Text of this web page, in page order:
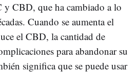
CBD, que ha cambiado a lo
Cuando se aumenta el
el CBD, la cantidad de
para abandonar su
significa que se puede usar